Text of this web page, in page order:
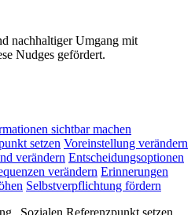
nachhaltiger Umgang mit
Nudges gefördert.
sichtbar machen
setzen Voreinstellung verändern
verändern Entscheidungsoptionen
verändern Erinnerungen
Selbstverpflichtung fördern